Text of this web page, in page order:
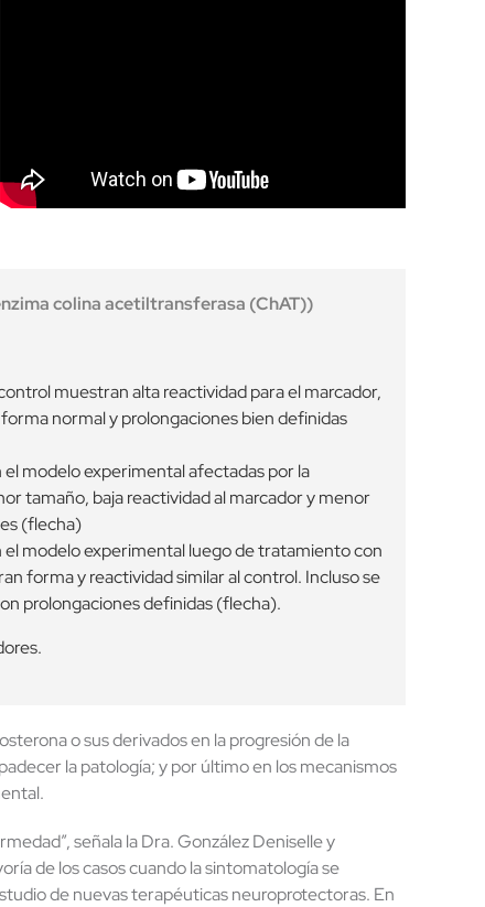
colina acetiltransferasa (ChAT))
muestran alta reactividad para el marcador,
normal y prolongaciones bien definidas
modelo experimental afectadas por la
tamaño, baja reactividad al marcador y menor
(flecha)
modelo experimental luego de tratamiento con
forma y reactividad similar al control. Incluso se
prolongaciones definidas (flecha).
o sus derivados en la progresión de la
la patología; y por último en los mecanismos
señala la Dra. González Deniselle y
de los casos cuando la sintomatología se
de nuevas terapéuticas neuroprotectoras. En